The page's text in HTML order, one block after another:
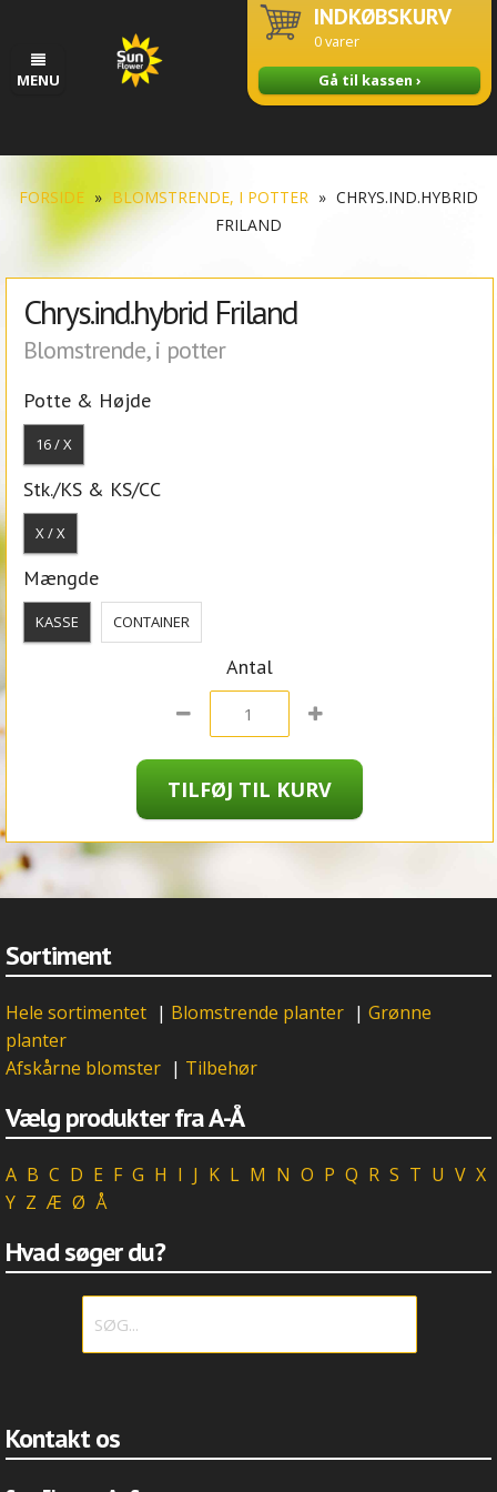
MENU
INDKØBSKURV
0varer
Gå til kassen ›
FORSIDE » BLOMSTRENDE, I POTTER » CHRYS.IND.HYBRID
FRILAND
Chrys.ind.hybrid Friland
Blomstrende, i potter
Potte & Højde
16 / X
Stk./KS & KS/CC
X / X
Mængde
KASSE CONTAINER
Antal
Sortiment
Hele sortimentet | Blomstrende planter | Grønne
planter
Afskårne blomster | Tilbehør
Vælg produkter fra A-Å
A B C D E F G H I J K L M N O P Q R S T U V X
Y Z Æ Ø Å
Hvad søger du?
Kontakt os